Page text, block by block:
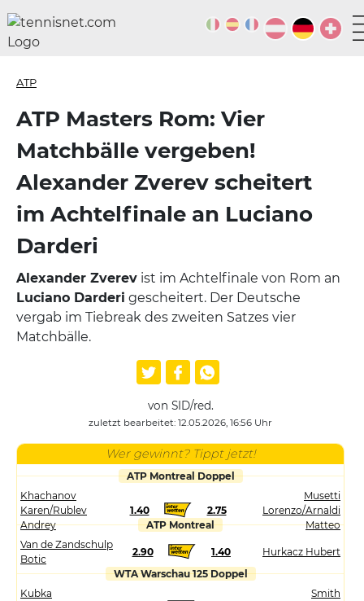
ATP
ATP Masters Rom: Vier
Matchbälle vergeben!
Alexander Zverev scheitert
im Achtelfinale an Luciano
Darderi
Alexander Zverev ist im Achtelfinale von Rom an
Luciano Darderi gescheitert. Der Deutsche
vergab im Tiebreak des zweiten Satzes vier
Matchbälle.
von SID/red.
zuletzt bearbeitet: 12.05.2026, 16:56 Uhr
Wer gewinnt? Tippt jetzt!
ATP Montreal Doppel
Khachanov
Karen/Rublev
Andrey
1.40 2.75
Musetti
Lorenzo/Arnaldi
Matteo
ATP Montreal
Van de Zandschulp
Botic
2.90 1.40
Hurkacz Hubert
WTA Warschau 125 Doppel
Kubka
Smith